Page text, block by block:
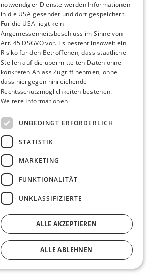
notwendiger Dienste werden Informationen
in die USA gesendet und dort gespeichert.
Für die USA liegt kein
Angemessenheitsbeschluss im Sinne von
Art. 45 DSGVO vor. Es besteht insoweit ein
Risiko für den Betroffenen, dass staatliche
Stellen auf die übermittelten Daten ohne
konkreten Anlass Zugriff nehmen, ohne
dass hiergegen hinreichende
Rechtsschutzmöglichkeiten bestehen.
Weitere Informationen
UNBEDINGT ERFORDERLICH
STATISTIK
MARKETING
FUNKTIONALITÄT
UNKLASSIFIZIERTE
ALLE AKZEPTIEREN
ALLE ABLEHNEN